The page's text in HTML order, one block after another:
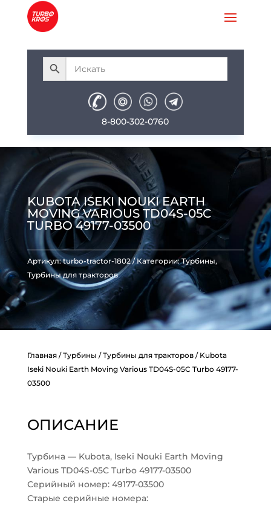
8-800-302-0760
KUBOTA ISEKI NOUKI EARTH
MOVING VARIOUS TD04S-05C
TURBO 49177-03500
Артикул:turbo-tractor-1802 Категории:Турбины,
Турбины для тракторов
Главная/Турбины /Турбины для тракторов/ Kubota
Iseki Nouki Earth Moving Various TD04S-05C Turbo 49177-
03500
ОПИСАНИЕ
Турбина — Kubota, Iseki Nouki Earth Moving
Various TD04S-05C Turbo 49177-03500
Серийный номер: 49177-03500
Старые серийные номера: